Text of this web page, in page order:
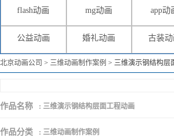
flash动画 mg动画 app动
公益动画 婚礼动画 古装动
北京动画公司 > 三维动画制作案例 > 三维演示钢结构层
作品名称 : 三维演示钢结构层面工程动画
作品分类 : 三维动画制作案例